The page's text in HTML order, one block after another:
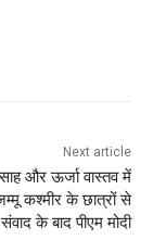
Next article
और ऊर्जा वास्तव में
कश्मीर के छात्रों से
संवाद के बाद पीएम मोदी